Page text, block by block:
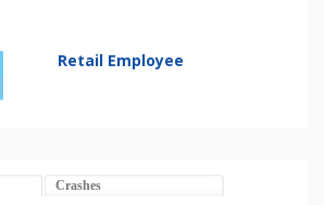
Retail Employee
Crashes